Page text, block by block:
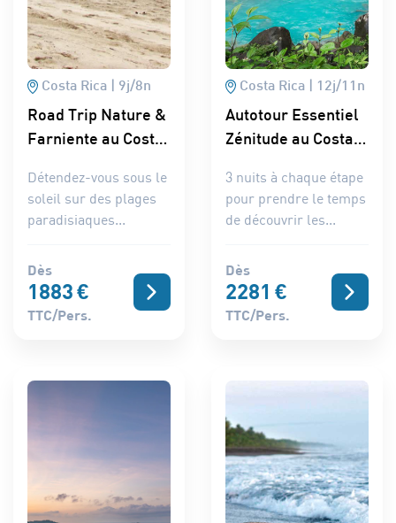
Costa Rica 9j/8n
Road Trip Nature &
Farniente au Costa
Détendez-vous sous le
soleil sur des plages
paradisiaques...
Dès
1883€
TTC/pers.
Costa Rica 12j/ 11 n
Autotour Essentiel
Zénitude au Costa
3 nuits à chaque étape
pour prendre le temps
de découvrir les...
Dès
2281 €
TTC/pers.